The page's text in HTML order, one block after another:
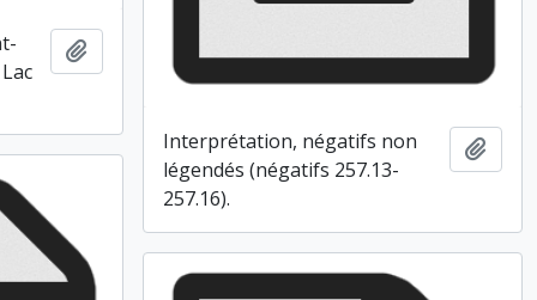
Ajouter au presse-papier
Interprétation, négatifs non
légendés (négatifs 257.13-
257.16).